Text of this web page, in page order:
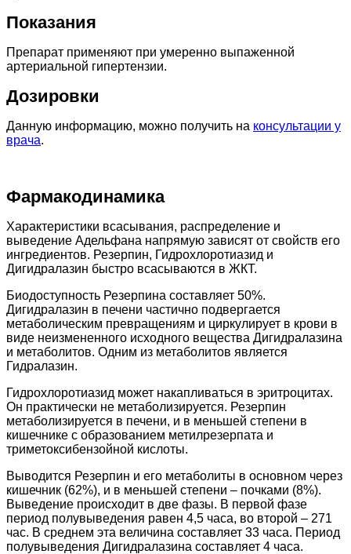
Показания
Препарат применяют при умеренно выпаженной
артериальной гипертензии.
Дозировки
Данную информацию, можно получить на консультации у
врача.
Фармакодинамика
Характеристики всасывания, распределение и
выведение Адельфана напрямую зависят от свойств его
ингредиентов. Резерпин, Гидрохлоротиазид и
Дигидралазин быстро всасываются в ЖКТ.
Биодоступность Резерпина составляет 50%.
Дигидралазин в печени частично подвергается
метаболическим превращениям и циркулирует в крови в
виде неизмененного исходного вещества Дигидралазина
и метаболитов. Одним из метаболитов является
Гидралазин.
Гидрохлоротиазид может накапливаться в эритроцитах.
Он практически не метаболизируется. Резерпин
метаболизируется в печени, и в меньшей степени в
кишечнике с образованием метилрезерпата и
триметоксибензойной кислоты.
Выводится Резерпин и его метаболиты в основном через
кишечник (62%), и в меньшей степени – почками (8%).
Выведение происходит в две фазы. В первой фазе
период полувыведения равен 4,5 часа, во второй – 271
час. В среднем эта величина составляет 33 часа. Период
полувыведения Дигидралазина составляет 4 часа.